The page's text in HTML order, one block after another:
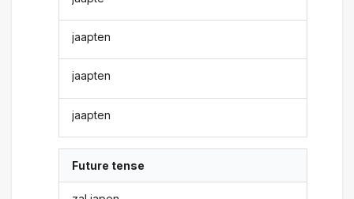
jaapten
jaapten
jaapten
Future tense